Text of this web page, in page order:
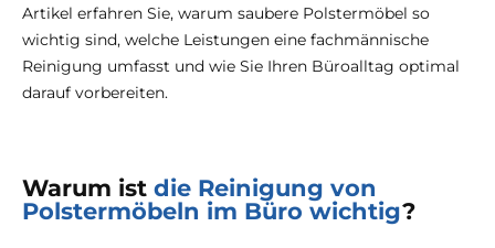
Artikel erfahren Sie, warum saubere Polstermöbel so
wichtig sind, welche Leistungen eine fachmännische
Reinigung umfasst und wie Sie Ihren Büroalltag optimal
darauf vorbereiten.
Warum ist die Reinigung von
Polstermöbeln im Büro wichtig?